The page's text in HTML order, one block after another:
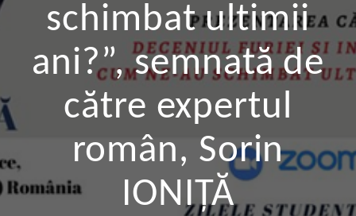
schimbat ultimii
ani?”, semnată de
către expertul
român, Sorin
IONIȚĂ